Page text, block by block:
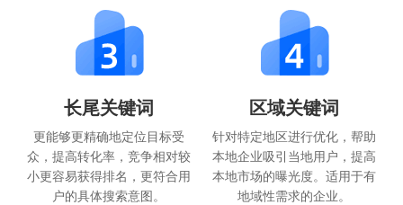
长尾关键词
更能够更精确地定位目标受
众，提高转化率，竞争相对较
小更容易获得排名，更符合用
户的具体搜索意图。
区域关键词
针对特定地区进行优化，帮助
本地企业吸引当地用户，提高
本地市场的曝光度。适用于有
地域性需求的企业。